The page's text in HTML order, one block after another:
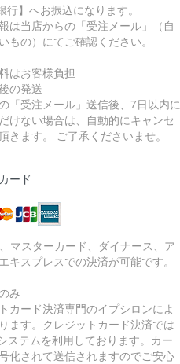
行】へお振込になります。
は当店からの「受注メール」（自
もの）にてご確認ください。
はお客様負担
の発送
「受注メール」送信後、7日以内に
けない場合は、自動的にキャンセ
きます。 ご了承くださいませ。
ード
マスターカード、ダイナース、ア
キスプレスでの決済が可能です。
み
カード決済専門のイプシロンによ
ます。クレジットカード決済では
ステムを利用しております。カー
化されて送信されますのでご安心